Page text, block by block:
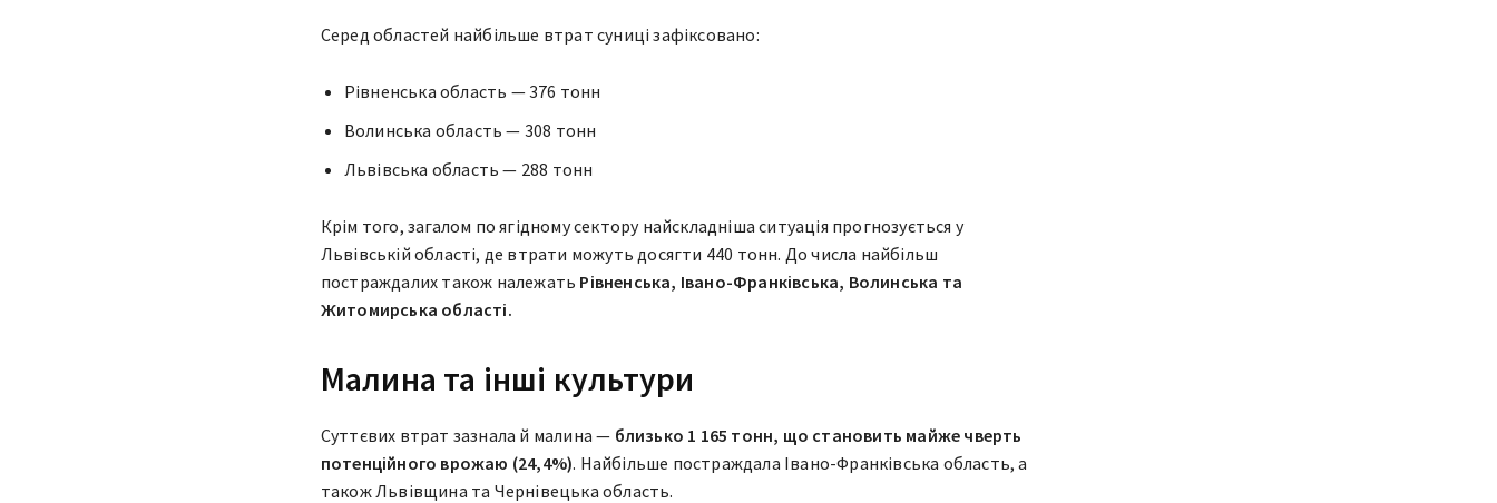
Серед областей найбільше втрат суниці зафіксовано:
Рівненська область — 376 тонн
Волинська область — 308 тонн
Львівська область — 288 тонн
Крім того, загалом по ягідному сектору найскладніша ситуація прогнозується у
Львівській області, де втрати можуть досягти 440 тонн. До числа найбільш
постраждалих також належать Рівненська, Івано-Франківська, Волинська та
Житомирська області.
Малина та інші культури
Суттєвих втрат зазнала й малина — близько 1 165 тонн, що становить майже чверть
потенційного врожаю (24,4%). Найбільше постраждала Івано-Франківська область, а
також Львівщина та Чернівецька область.